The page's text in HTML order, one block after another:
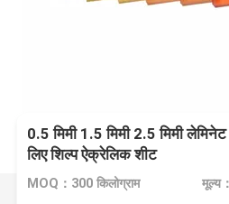
0.5 मिमी 1.5 मिमी 2.5 मिमी
लिए शिल्प ऐक्रेलिक शीट
MOQ：300 किलोग्राम